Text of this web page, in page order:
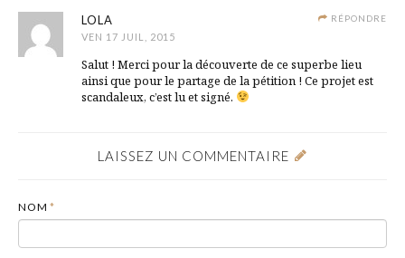
RÉPONDRE
LOLA
VEN 17 JUIL, 2015
Salut ! Merci pour la découverte de ce superbe lieu
ainsi que pour le partage de la pétition ! Ce projet est
scandaleux, c’est lu et signé.
LAISSEZ UN COMMENTAIRE
NOM *